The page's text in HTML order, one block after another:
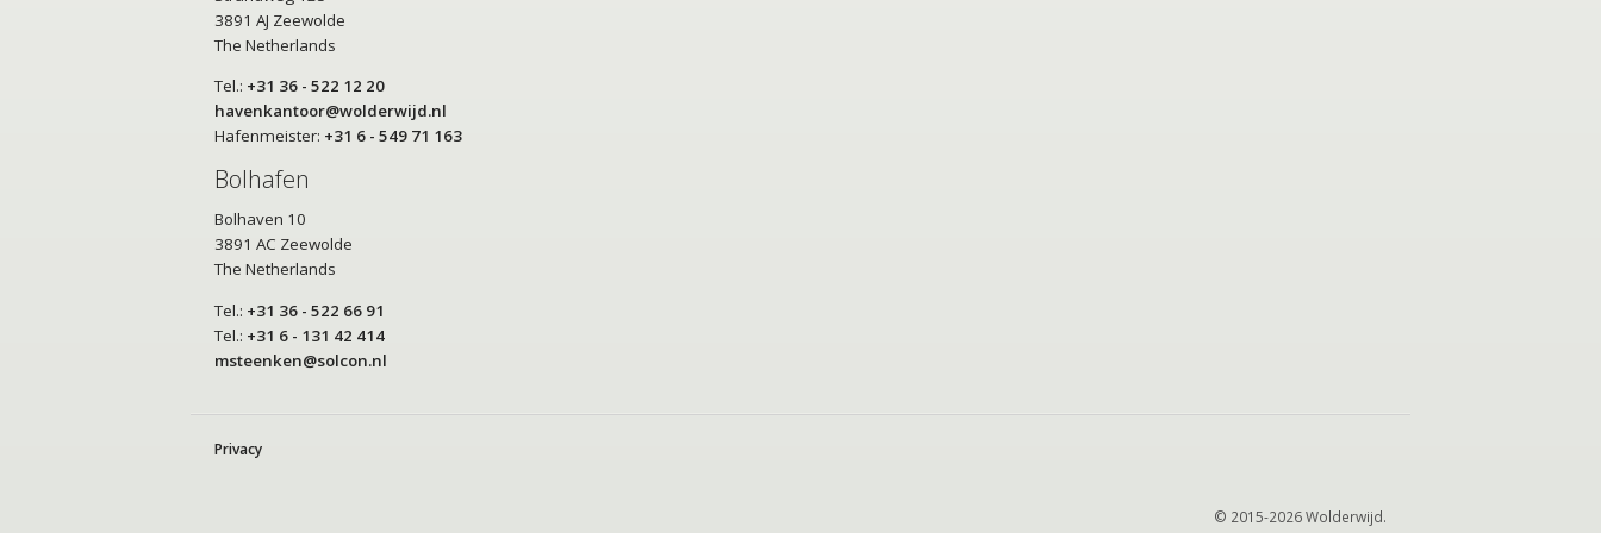
3891 AJ Zeewolde
The Netherlands
Tel.: +31 36 - 522 12 20
havenkantoor@wolderwijd.nl
Hafenmeister: +31 6 - 549 71 163
Bolhafen
Bolhaven 10
3891 AC Zeewolde
The Netherlands
Tel.: +31 36 - 522 66 91
Tel.: +31 6 - 131 42 414
msteenken@solcon.nl
Privacy
© 2015-2026 Wolderwijd.